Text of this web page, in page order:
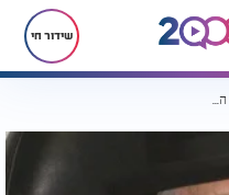
שידור חי
דמות מופת בעולם התורה: עובדות מרכזיות על הגאון רבי יעקב חיים סרנא זצ"ל